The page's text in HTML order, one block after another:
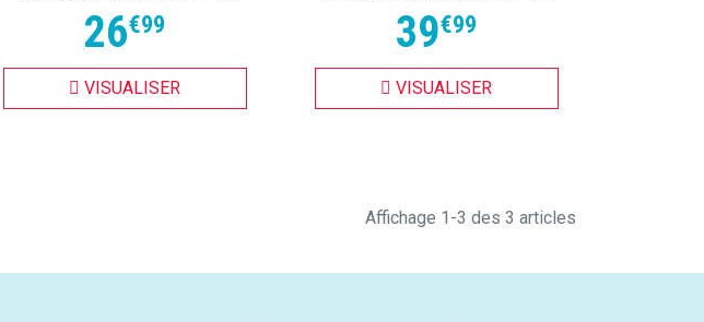
26€99
VISUALISER
39€99
VISUALISER
Affichage 1-3 des 3 articles